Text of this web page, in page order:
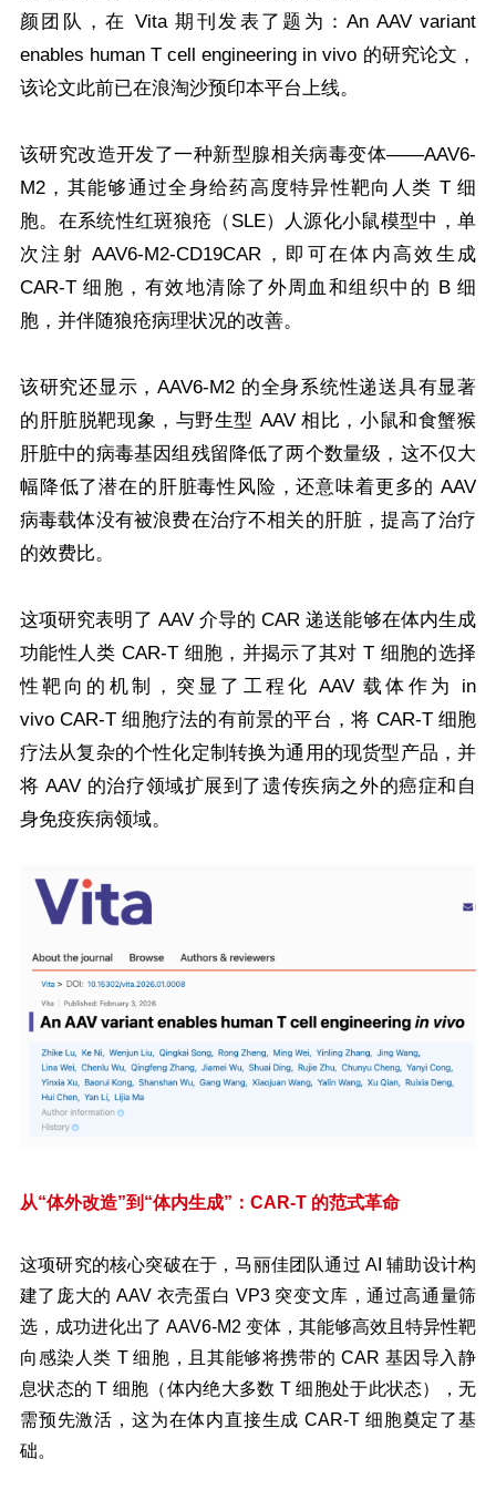
颜团队，在 Vita 期刊发表了题为：An AAV variant
enables human T cell engineering in vivo 的研究论文，
该论文此前已在浪淘沙预印本平台上线。
该研究改造开发了一种新型腺相关病毒变体——AAV6-
M2，其能够通过全身给药高度特异性靶向人类 T 细
胞。在系统性红斑狼疮（SLE）人源化小鼠模型中，单
次注射 AAV6-M2-CD19CAR，即可在体内高效生成
CAR-T 细胞，有效地清除了外周血和组织中的 B 细
胞，并伴随狼疮病理状况的改善。
该研究还显示，AAV6-M2 的全身系统性递送具有显著
的肝脏脱靶现象，与野生型 AAV 相比，小鼠和食蟹猴
肝脏中的病毒基因组残留降低了两个数量级，这不仅大
幅降低了潜在的肝脏毒性风险，还意味着更多的 AAV
病毒载体没有被浪费在治疗不相关的肝脏，提高了治疗
的效费比。
这项研究表明了 AAV 介导的 CAR 递送能够在体内生成
功能性人类 CAR-T 细胞，并揭示了其对 T 细胞的选择
性靶向的机制，突显了工程化 AAV 载体作为 in
vivo CAR-T 细胞疗法的有前景的平台，将 CAR-T 细胞
疗法从复杂的个性化定制转换为通用的现货型产品，并
将 AAV 的治疗领域扩展到了遗传疾病之外的癌症和自
身免疫疾病领域。
从“体外改造”到“体内生成”：CAR-T 的范式革命
这项研究的核心突破在于，马丽佳团队通过 AI 辅助设计构
建了庞大的 AAV 衣壳蛋白 VP3 突变文库，通过高通量筛
选，成功进化出了 AAV6-M2 变体，其能够高效且特异性靶
向感染人类 T 细胞，且其能够将携带的 CAR 基因导入静
息状态的 T 细胞（体内绝大多数 T 细胞处于此状态），无
需预先激活，这为在体内直接生成 CAR-T 细胞奠定了基
础。